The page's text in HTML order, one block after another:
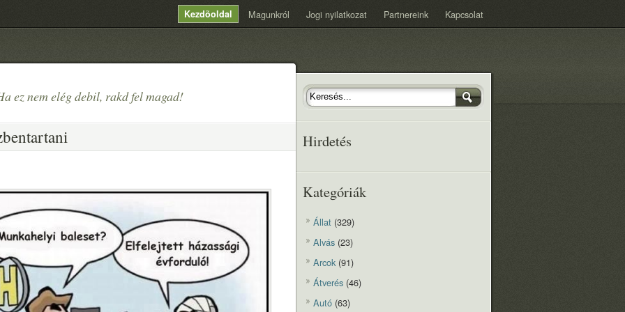
Kezdõoldal Magunkról Jogi nyilatkozat Partnereink Kapcsolat
ez nem elég debil, rakd fel magad!
Hirdetés
Kategóriák
Állat (329)
Alvás (23)
Arcok(91)
Átverés (46)
Autó (63)